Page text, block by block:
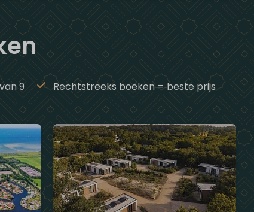
9 Rechtstreeks boeken = beste prijs